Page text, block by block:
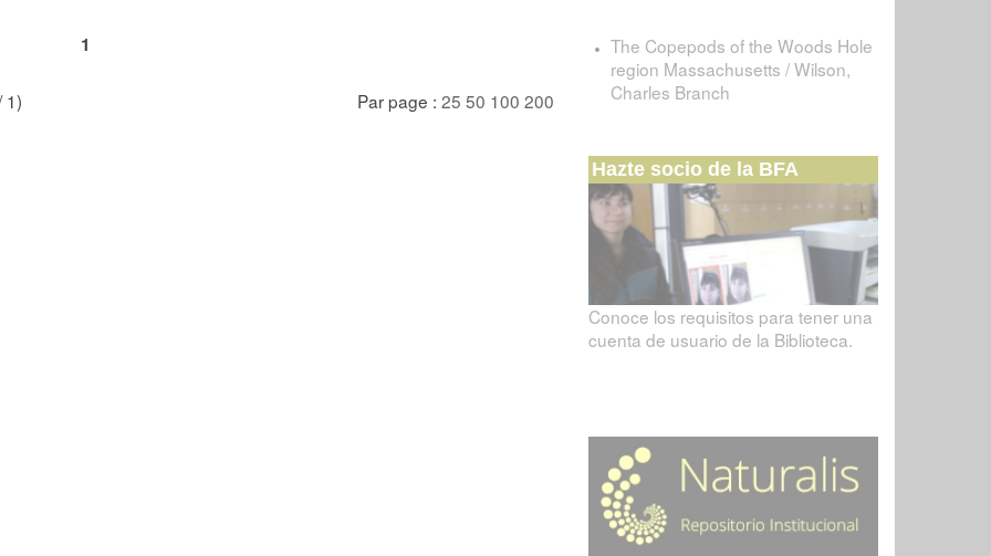
1
1) Par page : 25 50 100 200
The Copepods of the Woods Hole
region Massachusetts / Wilson,
Charles Branch
Hazte socio de la BFA
Conoce los requisitos para tener una
cuenta de usuario de la Biblioteca.